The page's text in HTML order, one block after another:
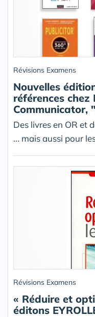
Révisions Examens
Nouvelles
références chez
Communicator,
Des livres en OR et
... mais aussi pour
Révisions Examens
« Réduire et
éditons